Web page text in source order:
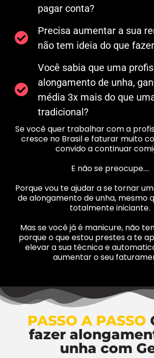
pagar conta?
Precisa aumentar a sua
não tem ideia do que
Você sabia que uma
alongamento de unha,
média 3x mais do que
tradicional?
Se você quer trabalhar com a
cresce no Brasil e faturar muito
convido a continuar
E não se preocupe….
Porque vou te ajudar a se tornar
de alongamento de unha, mesmo
totalmente iniciante.
Mas se você já é manicure, não
porque o que estou prestes a te
elevar a sua técnica e
aumentar o seu
PASSO A PASSO
fazer
unha com